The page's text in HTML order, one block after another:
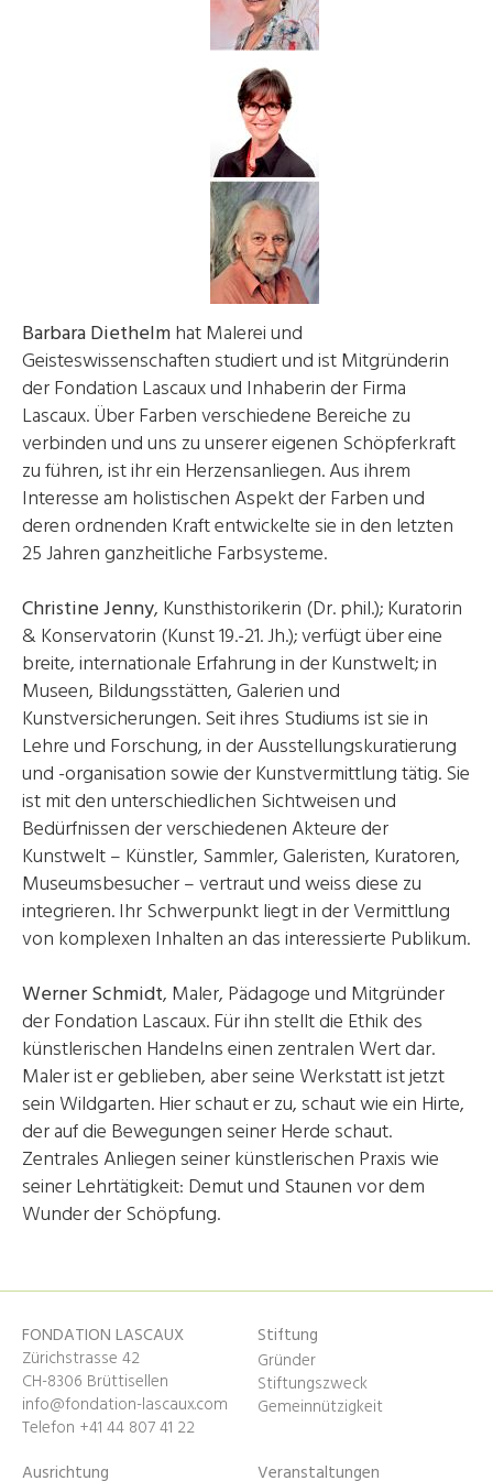
Barbara Diethelmhat Malerei und
Geisteswissenschaften studiert und ist Mitgründerin
der Fondation Lascaux und Inhaberin der Firma
Lascaux. Über Farben verschiedene Bereiche zu
verbinden und uns zu unserer eigenen Schöpferkraft
zu führen, ist ihr ein Herzensanliegen. Aus ihrem
Interesse am holistischen Aspekt der Farben und
deren ordnenden Kraft entwickelte sie in den letzten
25 Jahren ganzheitliche Farbsysteme.
Christine Jenny, Kunsthistorikerin (Dr. phil.); Kuratorin
& Konservatorin (Kunst 19.-21. Jh.); verfügt über eine
breite, internationale Erfahrung in der Kunstwelt; in
Museen, Bildungsstätten, Galerien und
Kunstversicherungen. Seit ihres Studiums ist sie in
Lehre und Forschung, in der Ausstellungskuratierung
und -organisation sowie der Kunstvermittlung tätig. Sie
ist mit den unterschiedlichen Sichtweisen und
Bedürfnissen der verschiedenen Akteure der
Kunstwelt – Künstler, Sammler, Galeristen, Kuratoren,
Museumsbesucher – vertraut und weiss diese zu
integrieren. Ihr Schwerpunkt liegt in der Vermittlung
von komplexen Inhalten an das interessierte Publikum.
Werner Schmidt, Maler, Pädagoge und Mitgründer
der Fondation Lascaux. Für ihn stellt die Ethik des
künstlerischen Handelns einen zentralen Wert dar.
Maler ist er geblieben, aber seine Werkstatt ist jetzt
sein Wildgarten. Hier schaut er zu, schaut wie ein Hirte,
der auf die Bewegungen seiner Herde schaut.
Zentrales Anliegen seiner künstlerischen Praxis wie
seiner Lehrtätigkeit: Demut und Staunen vor dem
Wunder der Schöpfung.
FONDATION LASCAUX
Zürichstrasse 42
CH-8306 Brüttisellen
info@fondation-lascaux.com
Telefon +41 44 807 41 22
Stiftung
Gründer
Stiftungszweck
Gemeinnützigkeit
Ausrichtung Veranstaltungen